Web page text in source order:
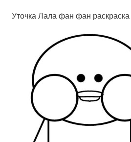
Уточка Лала фан фан раскраска